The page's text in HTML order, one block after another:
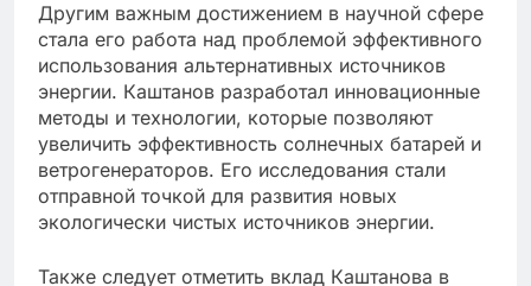
Другим важным достижением в научной сфере
стала его работа над проблемой эффективного
использования альтернативных источников
энергии. Каштанов разработал инновационные
методы и технологии, которые позволяют
увеличить эффективность солнечных батарей и
ветрогенераторов. Его исследования стали
отправной точкой для развития новых
экологически чистых источников энергии.
Также следует отметить вклад Каштанова в